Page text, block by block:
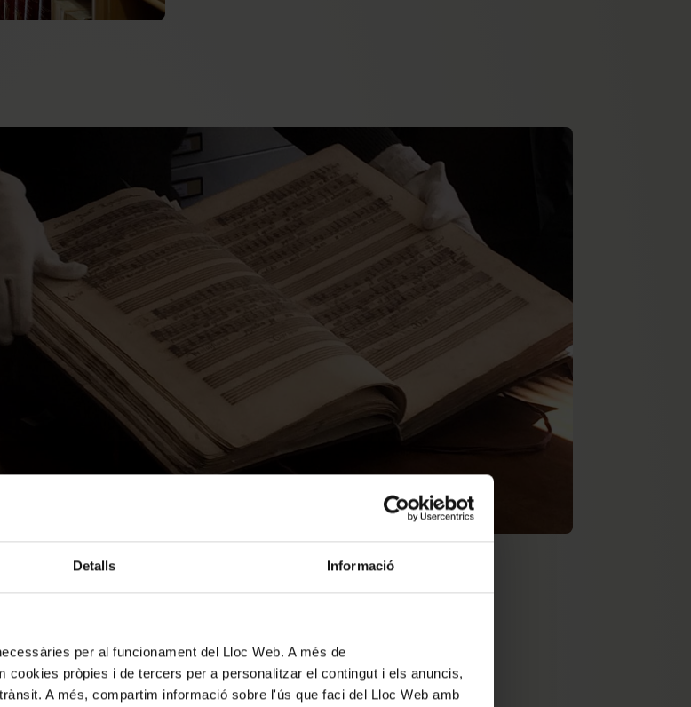
Detalls Informació
per al funcionament del Lloc Web. A més de
pròpies i de tercers per a personalitzar el contingut i els anuncis,
A més, compartim informació sobre l'ús que faci del Lloc Web amb
Exposicions